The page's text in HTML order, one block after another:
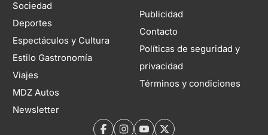
Sociedad
Deportes
Espectáculos y Cultura
Estilo Gastronomía
Viajes
MDZ Autos
Newsletter
Publicidad
Contacto
Políticas de seguridad y
privacidad
Términos y condiciones